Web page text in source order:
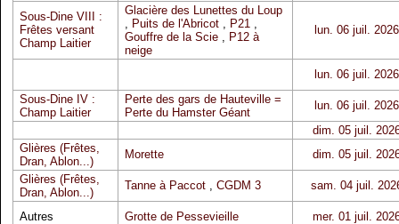
Sous-Dine VIII :
Frêtes versant
Champ Laitier
Glacière des Lunettes du Loup
, Puits de l'Abricot, P21,
Gouffre de la Scie, P12 à
neige
lun. 06 juil. 2026
lun. 06 juil. 2026
Sous-Dine IV :
Champ Laitier
Perte des gars de Hauteville =
Perte du Hamster Géant
lun. 06 juil. 2026
dim. 05 juil.
Glières (Frêtes,
Dran, Ablon...)
Morette
dim. 05 juil.
Glières (Frêtes,
Dran, Ablon...)
Tanne à Paccot, CGDM 3 sam. 04 juil.
Autres Grotte de Pessevieille
mer. 01 juil.